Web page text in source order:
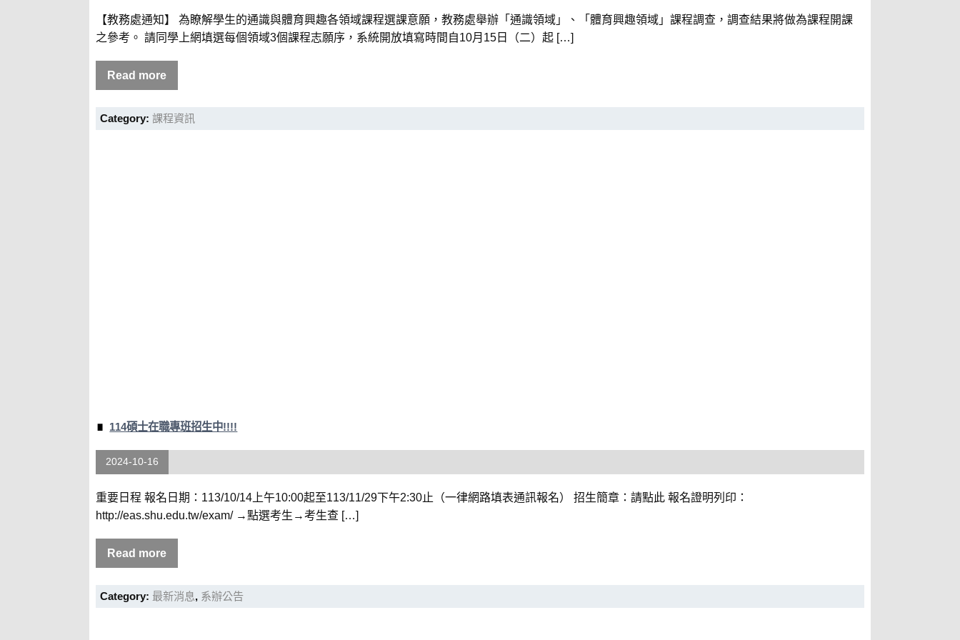
【教務處通知】 為瞭解學生的通識與體育興趣各領域課程選課意願，教務處舉辦「通識領域」、「體育興趣領域」課程調查，調查結果將做為課程開課
之參考。 請同學上網填選每個領域3個課程志願序，系統開放填寫時間自10月15日（二）起 […]
Read more
Category: 課程資訊
114碩士在職專班招生中!!!!
2024-10-16
重要日程 報名日期：113/10/14上午10:00起至113/11/29下午2:30止（一律網路填表通訊報名） 招生簡章：請點此 報名證明列印：
http://eas.shu.edu.tw/exam/ →點選考生→考生查 […]
Read more
Category: 最新消息, 系辦公告